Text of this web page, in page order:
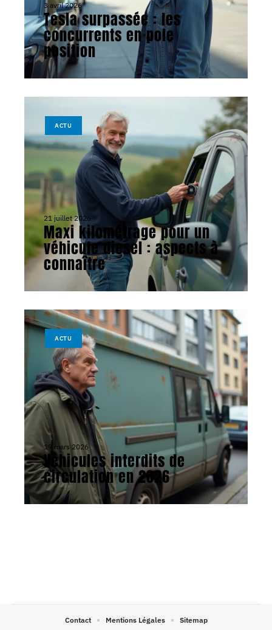
3 avril 2026
Tesla surpassée : les
concurrents en pole
position
ACTU
21 juillet 2026
Maxi kilométrage pour un
véhicule diesel : aspects à
connaître
ACTU
19 mars 2026
Véhicules interdits de
circulation en 2026
Contact Mentions Légales Sitemap